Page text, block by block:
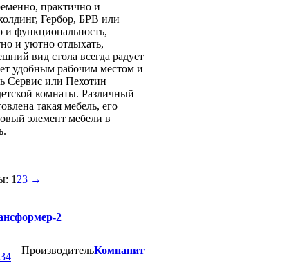
практично и
Гербор, БРВ или
и функциональность,
и уютно отдыхать,
вид стола всегда радует
удобным рабочим местом и
Сервис или Пехотин
комнаты. Различный
такая мебель, его
элемент мебели в
1 23 →
2
ПроизводительКомпанит